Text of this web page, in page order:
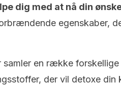
dig med at nå din
egenskaber,
samler en række
der vil detoxe din